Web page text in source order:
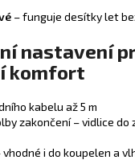
– funguje desítky let
nastavení
komfort
kabelu až 5 m
zakončení – vidlice do
vhodné i do koupelen a